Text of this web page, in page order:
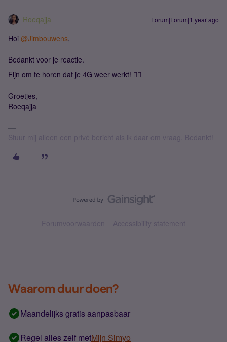
Roeqajja Forum|Forum|1 year ago
Hoi @Jimbouwens,
Bedankt voor je reactie.
Fijn om te horen dat je 4G weer werkt! 👍🏼
Groetjes,
Roeqajja
Stuur mij alleen een privé bericht als ik daar om vraag. Bedankt!
Forumvoorwaarden Accessibility statement
Waarom duur doen?
Maandelijks gratis aanpasbaar
Regel alles zelf metMijn Simyo